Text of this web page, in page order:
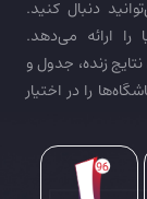
دنبال کنید.
را ارائه می‌دهد.
نتایج زنده، جدول و
را در اختیار